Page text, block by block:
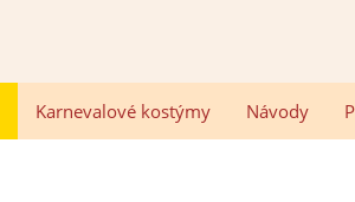
Karnevalové kostýmy Návody